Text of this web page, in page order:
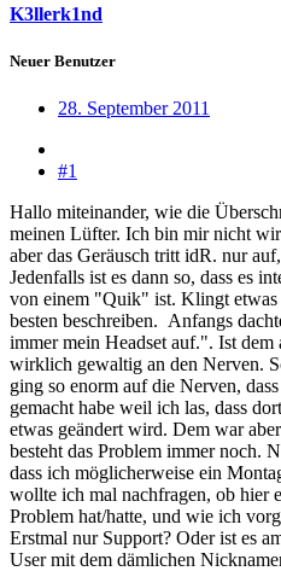
K3llerk1nd
Neuer Benutzer
28. September 2011
#1
Hallo miteinander, wie die
meinen Lüfter. Ich bin mir nicht
aber das Geräusch tritt idR. nur
Jedenfalls ist es dann so, dass es
von einem "Quik" ist. Klingt etwas
besten beschreiben. Anfangs
immer mein Headset auf.". Ist dem
wirklich gewaltig an den Nerven.
ging so enorm auf die Nerven,
gemacht habe weil ich las, dass
etwas geändert wird. Dem war
besteht das Problem immer noch.
dass ich möglicherweise ein
wollte ich mal nachfragen, ob hier
Problem hat/hatte, und wie ich
Erstmal nur Support? Oder ist es
User mit dem dämlichen